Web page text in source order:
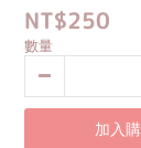
NT$250
數量
加入